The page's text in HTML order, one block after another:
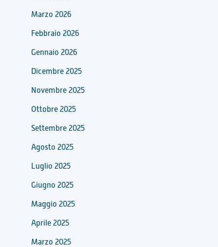
Marzo 2026
Febbraio 2026
Gennaio 2026
Dicembre 2025
Novembre 2025
Ottobre 2025
Settembre 2025
Agosto 2025
Luglio 2025
Giugno 2025
Maggio 2025
Aprile 2025
Marzo 2025